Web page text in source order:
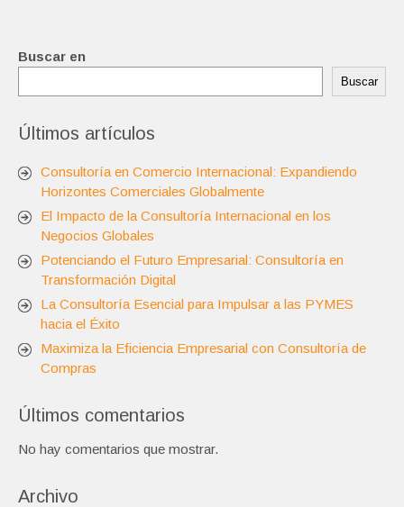
Buscar en
Buscar
Últimos artículos
Consultoría en Comercio Internacional: Expandiendo
Horizontes Comerciales Globalmente
El Impacto de la Consultoría Internacional en los
Negocios Globales
Potenciando el Futuro Empresarial: Consultoría en
Transformación Digital
La Consultoría Esencial para Impulsar a las PYMES
hacia el Éxito
Maximiza la Eficiencia Empresarial con Consultoría de
Compras
Últimos comentarios
No hay comentarios que mostrar.
Archivo